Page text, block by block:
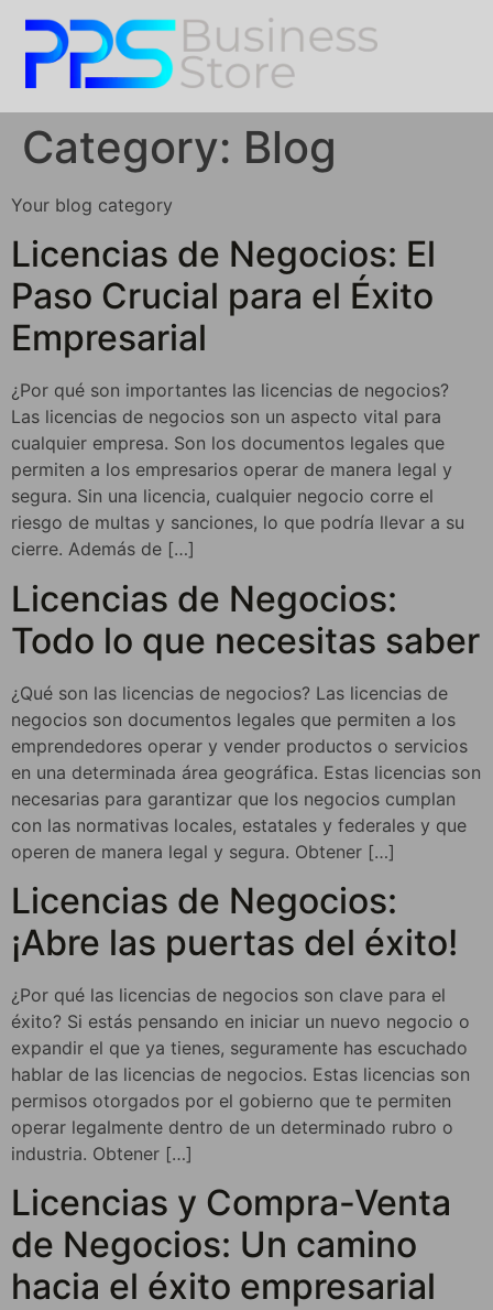
Category: Blog
Your blog category
Licencias de Negocios: El
Paso Crucial para el Éxito
Empresarial
¿Por qué son importantes las licencias de negocios?
Las licencias de negocios son un aspecto vital para
cualquier empresa. Son los documentos legales que
permiten a los empresarios operar de manera legal y
segura. Sin una licencia, cualquier negocio corre el
riesgo de multas y sanciones, lo que podría llevar a su
cierre. Además de […]
Licencias de Negocios:
Todo lo que necesitas saber
¿Qué son las licencias de negocios? Las licencias de
negocios son documentos legales que permiten a los
emprendedores operar y vender productos o servicios
en una determinada área geográfica. Estas licencias son
necesarias para garantizar que los negocios cumplan
con las normativas locales, estatales y federales y que
operen de manera legal y segura. Obtener […]
Licencias de Negocios:
¡Abre las puertas del éxito!
¿Por qué las licencias de negocios son clave para el
éxito? Si estás pensando en iniciar un nuevo negocio o
expandir el que ya tienes, seguramente has escuchado
hablar de las licencias de negocios. Estas licencias son
permisos otorgados por el gobierno que te permiten
operar legalmente dentro de un determinado rubro o
industria. Obtener […]
Licencias y Compra-Venta
de Negocios: Un camino
hacia el éxito empresarial